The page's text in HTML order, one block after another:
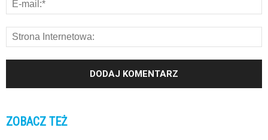
ZOBACZ TEŻ